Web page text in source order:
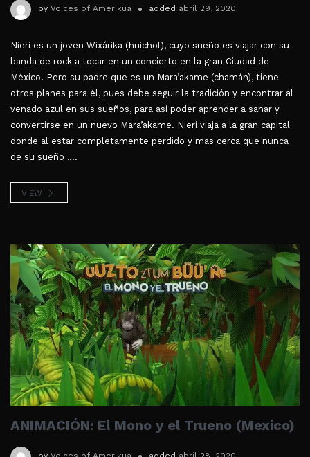
by Voices of Amerikua added abril 29, 2020
Nieri es un joven Wixárika (huichol), cuyo sueño es viajar con su
banda de rock a tocar en un concierto en la gran Ciudad de
México. Pero su padre que es un Mara’akame (chamán), tiene
otros planes para él, pues debe seguir la tradición y encontrar al
venado azul en sus sueños, para así poder aprender a sanar y
convertirse en un nuevo Mara’akame. Nieri viaja a la gran capital
donde al estar completamente perdido y mas cerca que nunca
de su sueño ,...
VIEW
ANIMACIÓN: El Mono y el Trueno (Mexico)